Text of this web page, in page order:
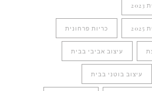
כריות פרחונית
עיצוב אביבי בבית
עיצוב בוטני בבית